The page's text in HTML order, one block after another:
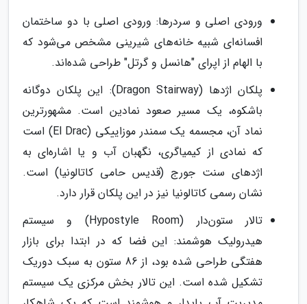
ورودی اصلی و سردرها: ورودی اصلی با دو ساختمان
افسانه‌ای شبیه خانه‌های شیرینی مشخص می‌شود که
با الهام از اپرای "هانسل و گرتل" طراحی شده‌اند.
پلکان اژدها (Dragon Stairway): این پلکان دوگانه
باشکوه، یک مسیر صعود نمادین است. مشهورترین
نماد آن، مجسمه یک سمندر موزاییکی (El Drac) است
که نمادی از کیمیاگری، نگهبان آب و یا اشاره‌ای به
اژدهای سنت جورج (قدیس حامی کاتالونیا) است.
نشان رسمی کاتالونیا نیز در این پلکان قرار دارد.
تالار ستون‌دار (Hypostyle Room) و سیستم
هیدرولیک هوشمند: این فضا که در ابتدا برای بازار
هفتگی طراحی شده بود، از 86 ستون به سبک دوریک
تشکیل شده است. این تالار بخش مرکزی یک سیستم